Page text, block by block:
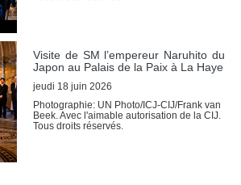
Visite de SM l’empereur Naruhito du
Japon au Palais de la Paix à La Haye
jeudi 18 juin 2026
Photographie: UN Photo/ICJ-CIJ/Frank van
Beek. Avec l'aimable autorisation de la CIJ.
Tous droits réservés.